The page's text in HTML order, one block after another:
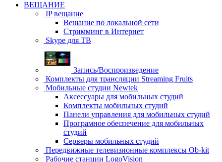
ВЕЩАНИЕ
IP вещание
Вещание по локальной сети
Стримминг в Интернет
Skype для ТВ
Запись/Воспроизведение
Комплекты для трансляции Streaming Fruits
Мобильные студии Newtek
Аксессуары для мобильных студий
Комплекты мобильных студий
Панели управления для мобильных студий
Програмное обеспечение для мобильных
студий
Серверы мобильных студий
Передвижные телевизионные комплексы Ob-kit
Рабочие станции LogoVision